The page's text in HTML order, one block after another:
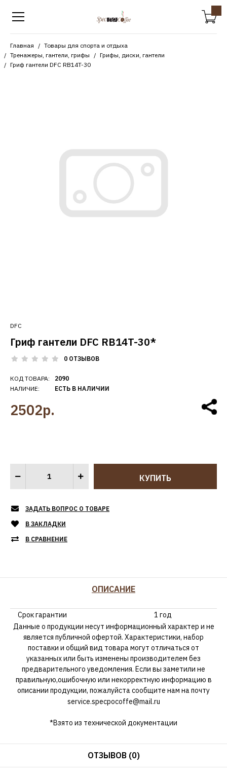
Главная
Товары для спорта и отдыха
Тренажеры, гантели, грифы
Грифы, диски, гантели
Гриф гантели DFC RB14T-30
DFC
Гриф гантели DFC RB14T-30*
0 ОТЗЫВОВ
КОД ТОВАРА:
НАЛИЧИЕ:
2090
ЕСТЬ В НАЛИЧИИ
2502р.
ЗАДАТЬ ВОПРОС О ТОВАРЕ
В ЗАКЛАДКИ
В СРАВНЕНИЕ
ОПИСАНИЕ
Срок гарантии
1 год
Данные о продукции несут информационный характер и не
является публичной офертой. Характеристики, набор
поставки и общий вид товара могут отличаться от
указанных или быть изменены производителем без
предварительного уведомления. Если вы заметили не
правильную,ошибочную или некорректную информацию в
описании продукции, пожалуйста сообщите нам на почту
service.specpocoffe@mail.ru
*Взято из технической документации
ОТЗЫВОВ (0)